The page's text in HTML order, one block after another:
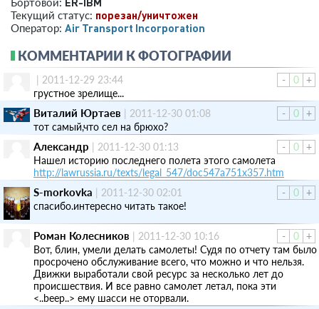
Текущий статус: порезан/уничтожен
Оператор: Air Transport Incorporation
КОММЕНТАРИИ К ФОТОГРАФИИ
- 0 +
| 2011-12-29 23:44
грустное зрелище...
-
0 +
Виталий Юртаев | 2011-12-30 01:08
тот самый,что сел на брюхо?
-
0 +
Александр | 2011-12-30 01:13
Нашел историю последнего полета этого самолета
http://lawrussia.ru/texts/legal_547/doc547a751x357.htm
-
0 +
S-morkovka | 2011-12-30 02:01
спасибо.интересно читать такое!
- 0 +
Роман Колесников | 2011-12-30 10:16
Вот, блин, умели делать самолеты! Судя по отчету там было
просрочено обслуживание всего, что можно и что нельзя.
Движки выработали свой ресурс за несколько лет до
происшествия. И все равно самолет летал, пока эти
<..beep..> ему шасси не оторвали.